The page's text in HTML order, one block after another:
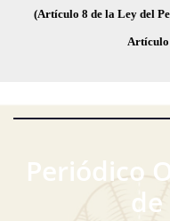
(Artículo 8 de la Ley del
Artículo
Periódico